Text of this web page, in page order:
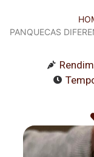
PANQUECAS